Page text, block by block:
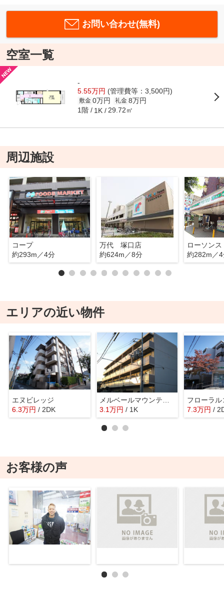
お問い合わせ(無料)
空室一覧
-
5.55万円 (管理費等：3,500円)
敷金 0万円 礼金 8万円
1階 1K 29.72㎡
周辺施設
コープ
約293m／4分
万代 塚口店
約624m／8分
ローソン
約282m／
エリアの近い物件
エヌビレッジ
6.3万円 / 2DK
3.1万円 / 1K
フローラル
7.3万円 /
お客様の声